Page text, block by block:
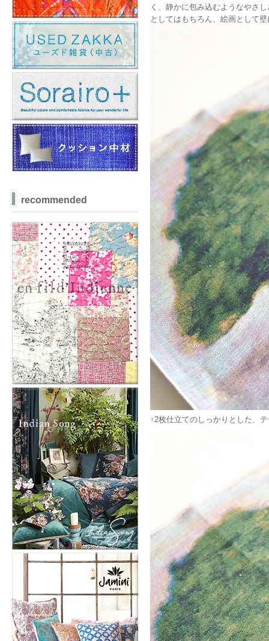
く、静かに包み込むようなやさ
としてはもちろん、絵画として
↑2枚仕立てのしっかりとした、
recommended